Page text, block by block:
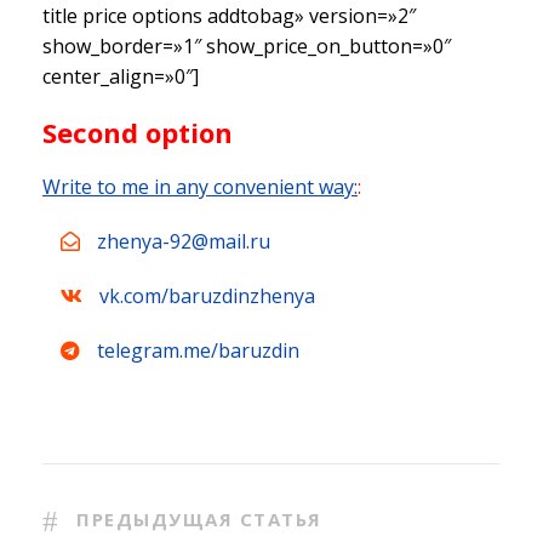
title price options addtobag» version=»2″
show_border=»1″ show_price_on_button=»0″
center_align=»0″]
Second option
Write to me in any convenient way::
zhenya-92@mail.ru
vk.com/baruzdinzhenya
telegram.me/baruzdin
ПРЕДЫДУЩАЯ СТАТЬЯ